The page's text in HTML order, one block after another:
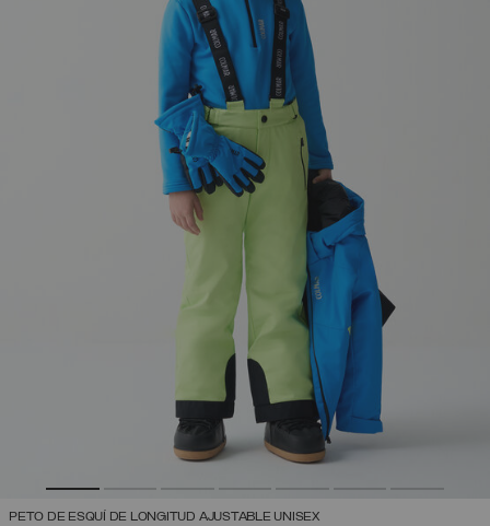
PETO DE ESQUÍ DE LONGITUD AJUSTABLE UNISEX